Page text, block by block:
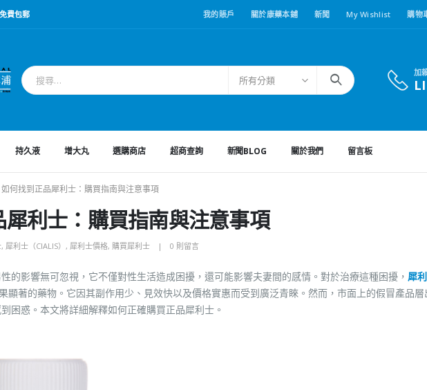
費包郵 我的賬戶 關於康藥本鋪 新聞 My Wishlist 購物
所有分類
加
持久液 增大丸 選購商店 超商查詢 新聞BLOG 關於我們 留言板
如何找到正品犀利士：購買指南與注意事項
利士：購買指南與注意事項
, 犀利士（CIALIS） , 犀利士價格, 購買犀利士 0 則留言
的影響無可忽視，它不僅對性生活造成困擾，還可能影響夫妻間的感情。對於治療這種困擾， 犀
顯著的藥物。它因其副作用少、見效快以及價格實惠而受到廣泛青睞。然而，市面上的假冒產品層
困惑。本文將詳細解釋如何正確購買正品犀利士。